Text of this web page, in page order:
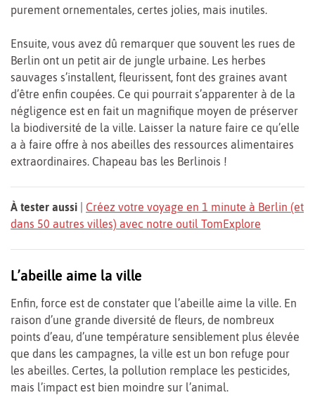
purement ornementales, certes jolies, mais inutiles.
Ensuite, vous avez dû remarquer que souvent les rues de
Berlin ont un petit air de jungle urbaine. Les herbes
sauvages s’installent, fleurissent, font des graines avant
d’être enfin coupées. Ce qui pourrait s’apparenter à de la
négligence est en fait un magnifique moyen de préserver
la biodiversité de la ville. Laisser la nature faire ce qu’elle
a à faire offre à nos abeilles des ressources alimentaires
extraordinaires. Chapeau bas les Berlinois !
À tester aussi
Créez votre voyage en 1 minute à Berlin (et
dans 50 autres villes) avec notre outil TomExplore
L’abeille aime la ville
Enfin, force est de constater que l’abeille aime la ville. En
raison d’une grande diversité de fleurs, de nombreux
points d’eau, d’une température sensiblement plus élevée
que dans les campagnes, la ville est un bon refuge pour
les abeilles. Certes, la pollution remplace les pesticides,
mais l’impact est bien moindre sur l’animal.